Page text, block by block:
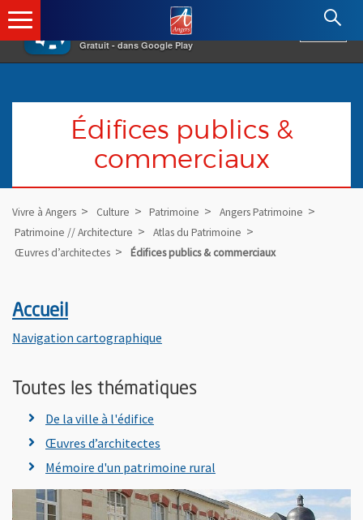
×
Gratuit - dans Google Play
Angers.fr : Retour à l'accueil
Édifices publics &
commerciaux
Vivre à Angers Culture Patrimoine
Angers Patrimoine
Patrimoine // Architecture
Atlas du Patrimoine
Œuvres d’architectes
Édifices publics & commerciaux
Accueil
Navigation cartographique
Toutes les thématiques
De la ville à l'édifice
Œuvres d’architectes
Mémoire d'un patrimoine rural